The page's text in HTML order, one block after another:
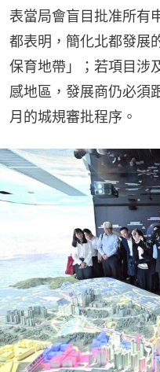
表當局會盲目批准所有
都表明，簡化北都發展
保育地帶」；若項目涉
感地區，發展商仍必須
月的城規審批程序。